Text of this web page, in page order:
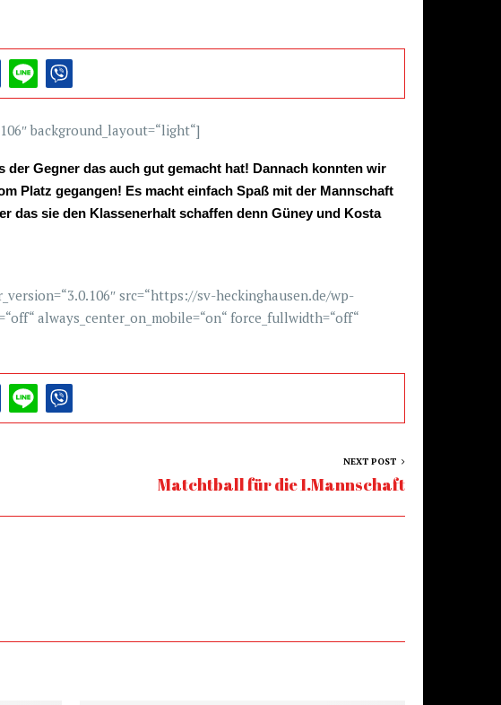
background_layout=“light“]
Gegner das auch gut gemacht hat! Dannach konnten wir
Platz gegangen! Es macht einfach Spaß mit der Mannschaft
das sie den Klassenerhalt schaffen denn Güneyund Kosta
src=“https://sv-heckinghausen.de/wp-
always_center_on_mobile=“on“ force_fullwidth=“off“
NEXT POST
Matchtball für die 1.Mannschaft